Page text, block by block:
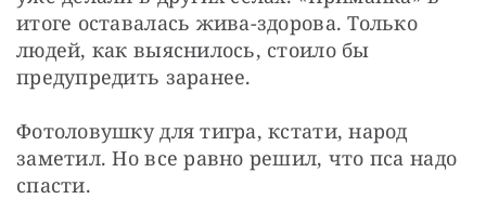
итоге оставалась жива-здорова. Только
людей, как выяснилось, стоило бы
предупредить заранее.
Фотоловушку для тигра, кстати, народ
заметил. Но все равно решил, что пса надо
спасти.